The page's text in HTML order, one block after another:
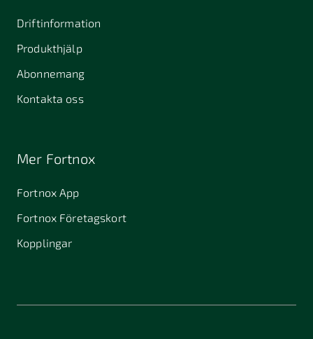
Driftinformation
Produkthjälp
Abonnemang
Kontakta oss
Mer Fortnox
Fortnox App
Fortnox Företagskort
Kopplingar